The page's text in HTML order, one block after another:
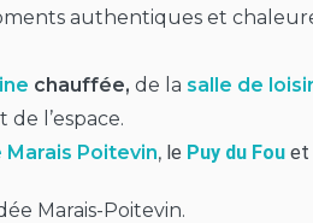
authentiques et
chauffée, de la salle de
l’espace.
Marais Poitevin, le Puy du Fou et
Marais-Poitevin.